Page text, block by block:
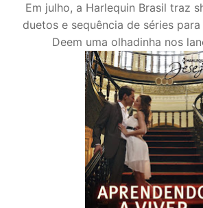
Em julho, a Harlequin Brasil traz
duetos e sequência de séries
Deem uma olhadinha nos